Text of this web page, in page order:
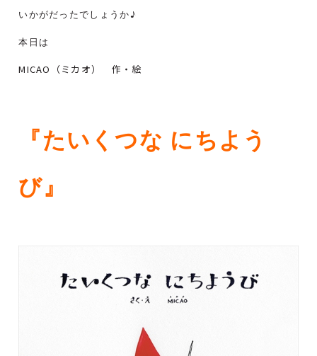
いかがだったでしょうか♪
本日は
MICAO（ミカオ） 作・絵
『たいくつな にちよう
び』